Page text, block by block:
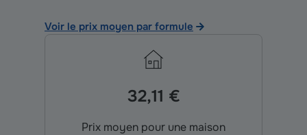
Voir le prix moyen par formule
32,11 €
Prix moyen pour une maison